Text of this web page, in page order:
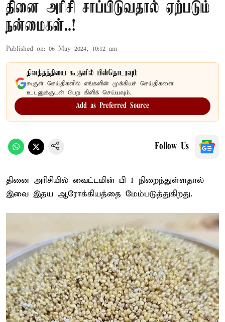
தினை அரிசி சாப்பிடுவதால் ஏற்படும்
நன்மைகள்..!
Published on: 06 May 2024, 10:12 am
தினத்தந்தியை கூகுளில் பின்தொடரவும்
கூகுள் செய்திகளில் எங்களின் முக்கியச் செய்திகளை
உடனுக்குடன் பெற கிளிக் செய்யவும்.
Add as Preferred Source
Follow Us
தினை அரிசியில் வைட்டமின் பி 1 நிறைந்துள்ளதால்
இவை இதய ஆரோக்கியத்தை மேம்படுத்துகிறது.